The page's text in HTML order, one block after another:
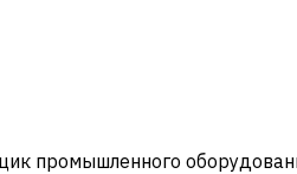
промышленного